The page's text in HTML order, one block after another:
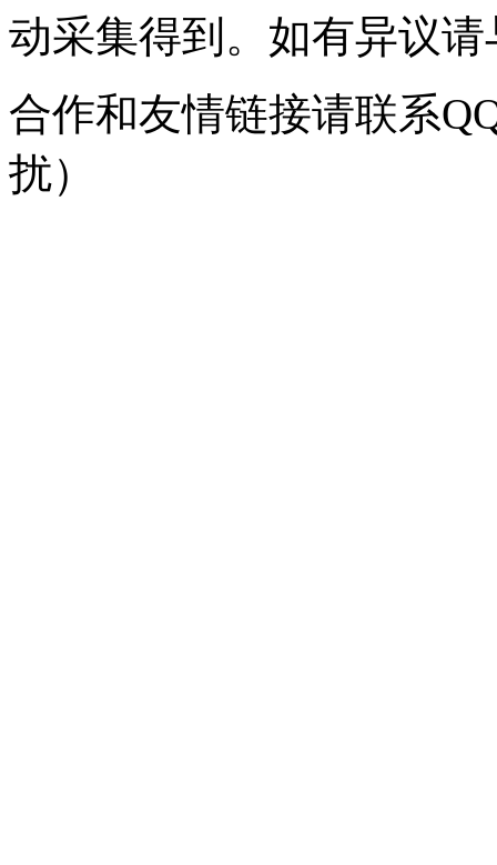
动采集得到。如有异议
合作和友情链接请联系
扰）